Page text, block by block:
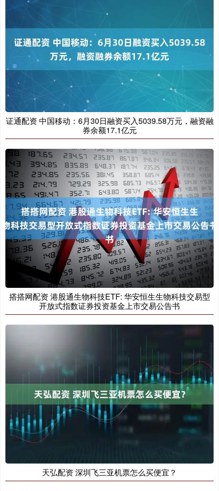
证通配资 中国移动：6月30日融资买入5039.58万元，融资融
券余额17.1亿元
搭搭网配资 港股通生物科技ETF: 华安恒生生物科技交易型
开放式指数证券投资基金上市交易公告书
天弘配资 深圳飞三亚机票怎么买便宜？